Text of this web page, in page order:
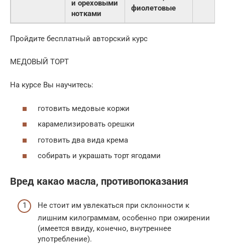
и ореховыми
нотками
фиолетовые
Пройдите бесплатный авторский курс
МЕДОВЫЙ ТОРТ
На курсе Вы научитесь:
готовить медовые коржи
карамелизировать орешки
готовить два вида крема
собирать и украшать торт ягодами
Вред какао масла, противопоказания
Не стоит им увлекаться при склонности к
лишним килограммам, особенно при ожирении
(имеется ввиду, конечно, внутреннее
употребление).